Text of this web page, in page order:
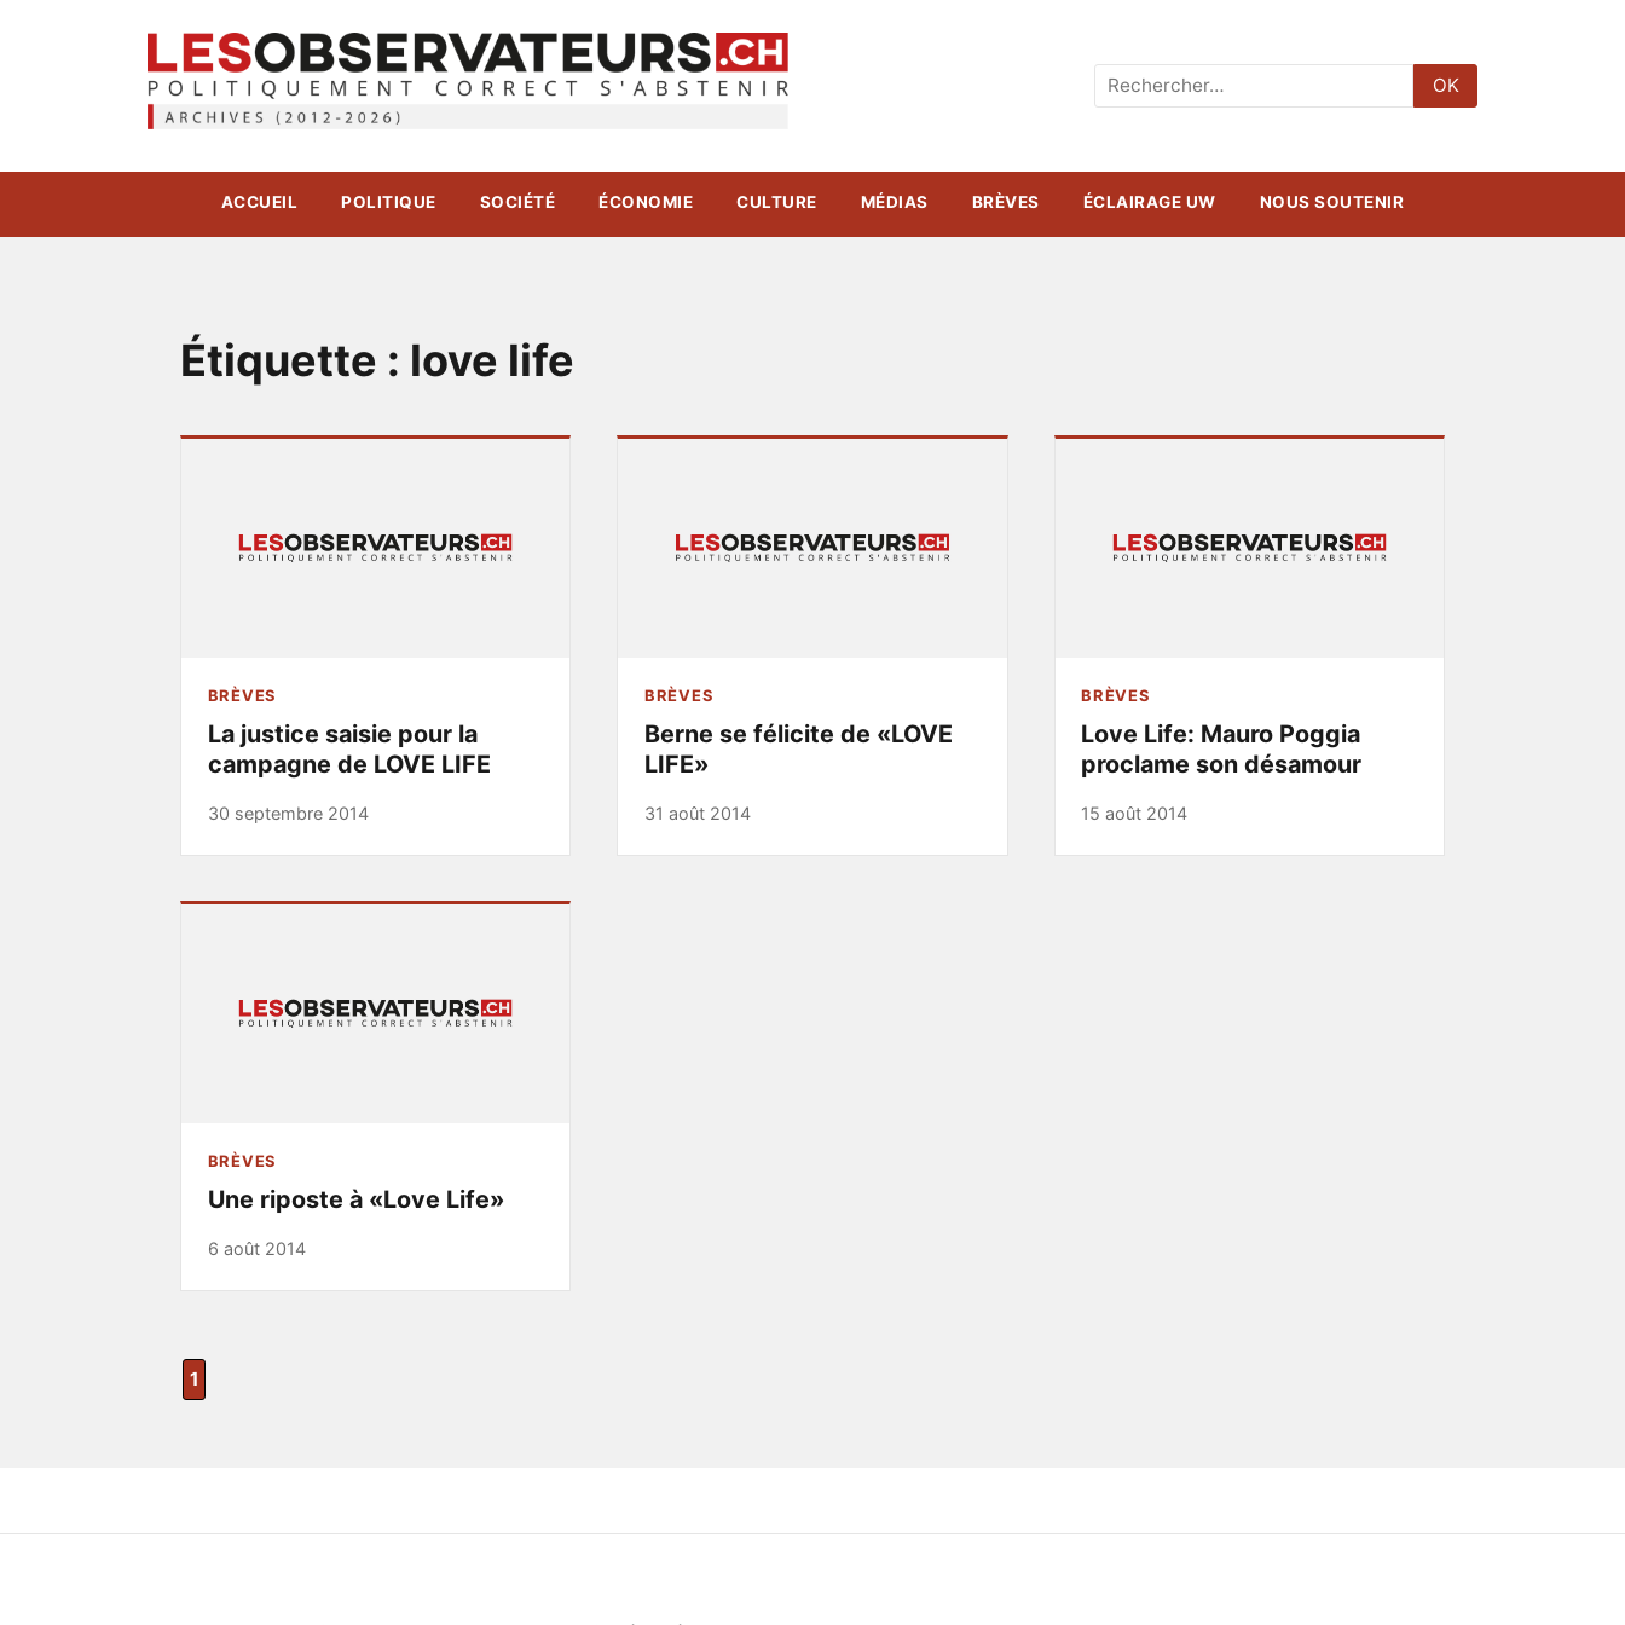
Rechercher
:
OK
ACCUEIL POLITIQUE SOCIÉTÉ ÉCONOMIE CULTURE MÉDIAS BRÈVES ÉCLAIRAGE UW NOUS SOUTENIR
Étiquette : love life
BRÈVES
La justice saisie pour la
campagne de LOVE LIFE
30 septembre 2014
BRÈVES
Berne se félicite de «LOVE
LIFE»
31 août 2014
BRÈVES
Love Life: Mauro Poggia
proclame son désamour
15 août 2014
BRÈVES
Une riposte à «Love Life»
6 août 2014
1